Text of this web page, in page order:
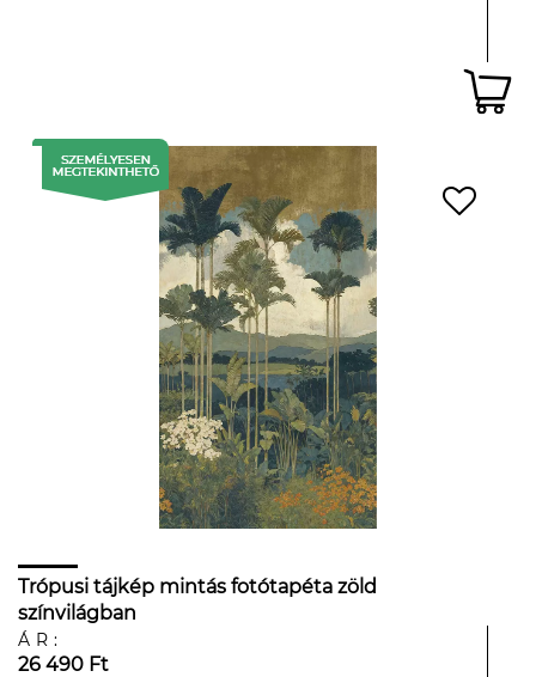
Trópusi tájkép mintás fotótapéta zöld
színvilágban
ÁR:
26 490 Ft